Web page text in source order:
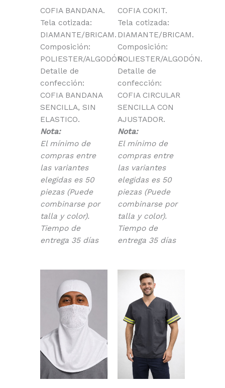
COFIA BANDANA.
Tela cotizada:
DIAMANTE/BRICAM.
Composición:
POLIESTER/ALGODÓN.
Detalle de
confección:
COFIA BANDANA
SENCILLA, SIN
ELASTICO.
Nota:
El mínimo de
compras entre
las variantes
elegidas es 50
piezas (Puede
combinarse por
talla y color).
Tiempo de
entrega 35 días
COFIA COKIT.
Tela cotizada:
DIAMANTE/BRICAM.
Composición:
POLIESTER/ALGODÓN.
Detalle de
confección:
COFIA CIRCULAR
SENCILLA CON
AJUSTADOR.
Nota:
El mínimo de
compras entre
las variantes
elegidas es 50
piezas (Puede
combinarse por
talla y color).
Tiempo de
entrega 35 días